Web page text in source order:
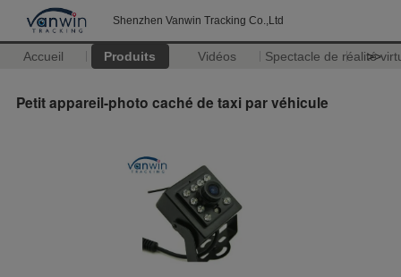
Shenzhen Vanwin Tracking Co.,Ltd
Accueil Produits Vidéos Spectacle de réalité
>>
Petit appareil-photo caché de taxi par véhicule